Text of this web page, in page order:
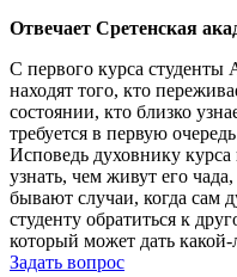
Отвечает Сретенская
С первого курса студенты
находят того, кто
состоянии, кто близко
требуется в первую
Исповедь духовнику
узнать, чем живут его
бывают случаи, когда сам
студенту обратиться к
который может дать
Задать вопрос